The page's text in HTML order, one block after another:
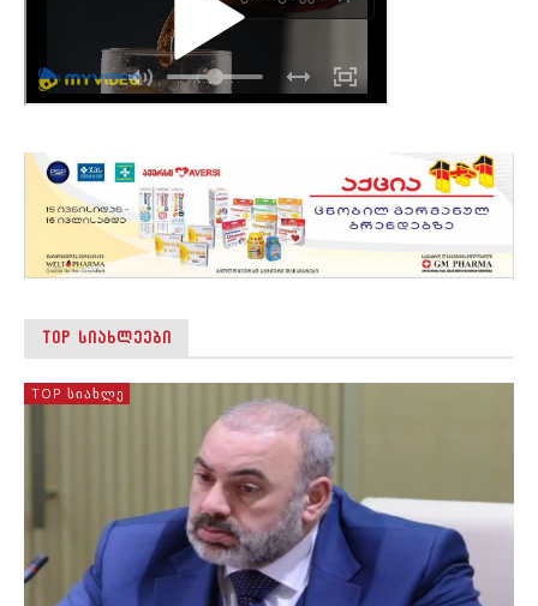
TOP ᲡᲘᲐᲮᲚᲔᲔᲑᲘ
TOP ᲡᲘᲐᲮᲚᲔ